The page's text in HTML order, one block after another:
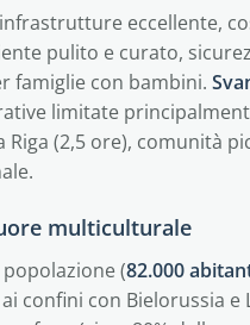
eccellente,
pulito e curato,
famiglie con bambini.
limitate
(2,5 ore), comunità
multiculturale
(82.000
confini con Bielorussia e